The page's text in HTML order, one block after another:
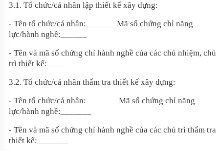
3.1. Tổ chức/cá nhân lập thiết kế xây dựng:
- Tên tổ chức/cá nhân:_______ Mã số chứng chỉ năng
lực/hành nghề:______
- Tên và mã số chứng chỉ hành nghề của các chủ nhiệm, chủ
trì thiết kế:____
3.2. Tổ chức/cá nhân thẩm tra thiết kế xây dựng:
- Tên tổ chức/cá nhân:
Mã số chứng chỉ năng
lực/hành nghề:
- Tên và mã số chứng chỉ hành nghề của các chủ trì thẩm tra
thiết kế:_______